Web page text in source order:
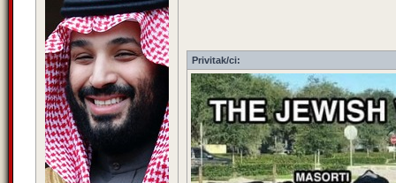
Privitak/ci: